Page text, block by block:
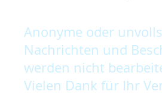
Anonyme oder
Nachrichten und
werden nicht
Vielen Dank für Ihr